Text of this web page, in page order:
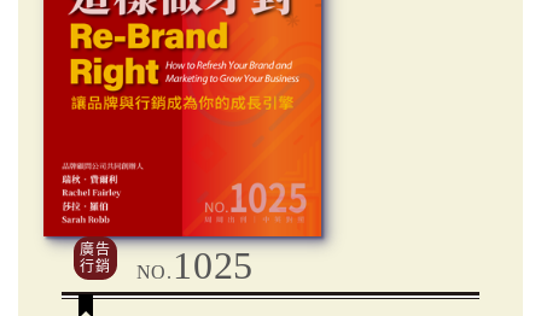
廣告
行銷
NO. 1025